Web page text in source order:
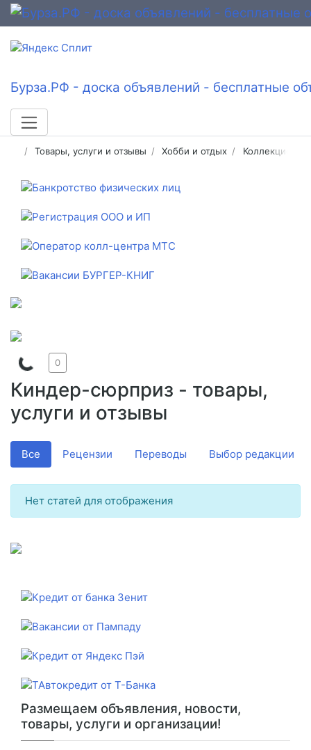
Бурза.РФ - доска объявлений - бесплатные
Товары, услуги и отзывы Хобби и отдых
Киндер-сюрприз - товары,
услуги и отзывы
0
Все Рецензии Переводы Выбор редакции
Нет статей для отображения
Размещаем объявления, новости,
товары, услуги и организации!